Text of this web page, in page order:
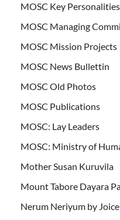
MOSC Key Personalities
MOSC Managing
MOSC Mission Projects
MOSC News Bullettin
MOSC Old Photos
MOSC Publications
MOSC: Lay Leaders
MOSC: Ministry of
Mother Susan Kuruvila
Mount Tabore Dayara
Nerum Neriyum by